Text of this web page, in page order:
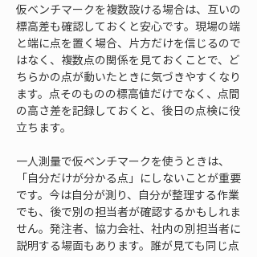
仮ベンチマークを複数設ける場合は、互いの
標高差も確認しておくと安心です。現場の端
と端に点を置く場合、片方だけを信じるので
はなく、複数点の関係を見ておくことで、ど
ちらかの点が動いたときに気づきやすくなり
ます。点そのものの標高値だけでなく、点間
の高さ差を記録しておくと、後日の点検に役
立ちます。
一人測量で仮ベンチマークを使うときは、
「自分だけが分かる点」にしないことが重要
です。今は自分が測り、自分が整理する作業
でも、後で別の担当者が確認するかもしれま
せん。発注者、協力会社、社内の別担当者に
説明する場面もあります。誰が見ても同じ点